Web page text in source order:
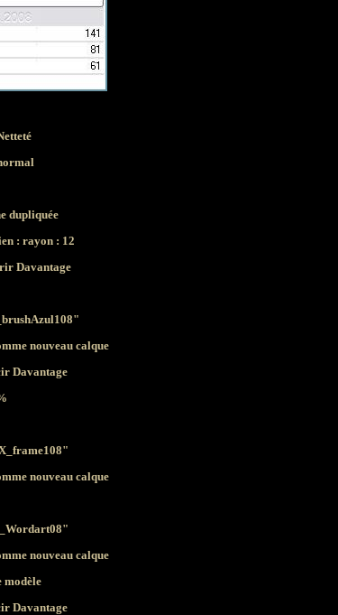
dupliquée
: rayon : 12
Davantage
nouveau calque
Davantage
nouveau calque
nouveau calque
modèle
Davantage